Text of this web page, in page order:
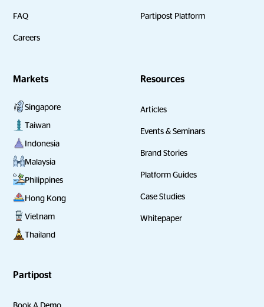
FAQ
Careers
Partipost Platform
Markets
Singapore
Taiwan
Indonesia
Malaysia
Philippines
Hong Kong
Vietnam
Thailand
Resources
Articles
Events & Seminars
Brand Stories
Platform Guides
Case Studies
Whitepaper
Partipost
Book A Demo